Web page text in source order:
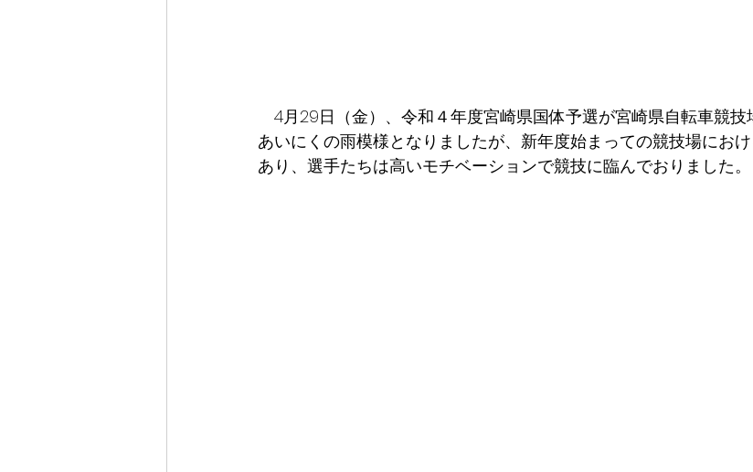
4月29日（金）、令和４年度宮崎県国体予選が宮崎県自転車競技
あいにくの雨模様となりましたが、新年度始まっての競技場にお
あり、選手たちは高いモチベーションで競技に臨んでおりました。